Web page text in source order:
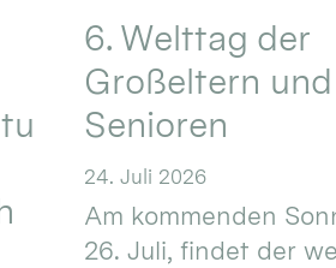
6. Welttag der
Großeltern und
Senioren
24. Juli 2026
Am kommenden
26. Juli, findet der